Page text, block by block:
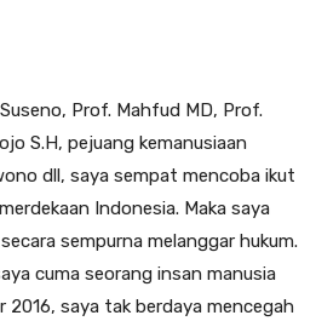
Prof. Mahfud MD, Prof.
S.H, pejuang kemanusiaan
dll, saya sempat mencoba ikut
Indonesia. Maka saya
sempurna melanggar hukum.
cuma seorang insan manusia
saya tak berdaya mencegah